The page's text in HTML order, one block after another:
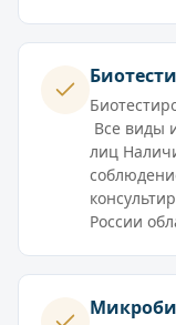
Все виды
лиц
России